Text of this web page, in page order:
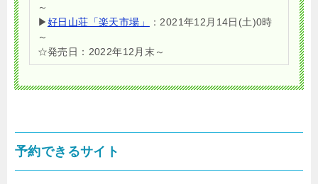
～
▶好日山荘「楽天市場」
：2021年12月14日(土)0時
～
☆発売日：2022年12月末～
予約できるサイト